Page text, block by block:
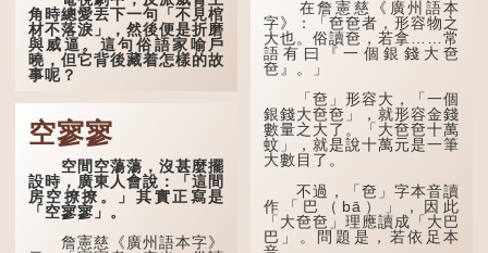
在...
角時總愛丟下一句「不見棺
材不落淚」，然後便是折磨
與威逼。這句俗語家喻戶
曉，但它背後藏着怎樣的故
事呢？
「不見棺材不落淚」的
原句，有說法是「不見棺材
不下淚」或「不見親棺不下
淚」，出自明朝蘭陵笑笑生
所著的《金瓶梅詞話》第九
十八回。原意是指人未親眼
見到親人棺木，便不會真正
感到悲傷；後來引申為比喻
敗，便不肯罷休。
空寥寥
空間空蕩蕩，沒甚麼擺
設時，廣東人會說：「這間
房空撩撩。」其實正寫是
「空寥寥」。
詹憲慈《廣州語本字》
在詹憲慈《廣州語本
字》：「夿夿者，形容物之
大也。俗讀夿，若拿……常
語有曰『一個銀錢大夿
夿』。」
「夿」形容大，「一個
銀錢大夿夿」，就形容金錢
數量之大了。「大夿夿十萬
蚊」，就是說十萬元是一筆
大數目了。
不過，「夿」字本音讀
作「巴（bā）」，因此
「大夿夿」理應讀成「大巴
巴」。問題是，若依足本